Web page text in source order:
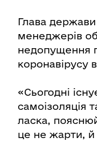
Глава держави
менеджерів
недопущення
коронавірусу
«Сьогодні
самоізоляція
ласка,
це не жарти, й